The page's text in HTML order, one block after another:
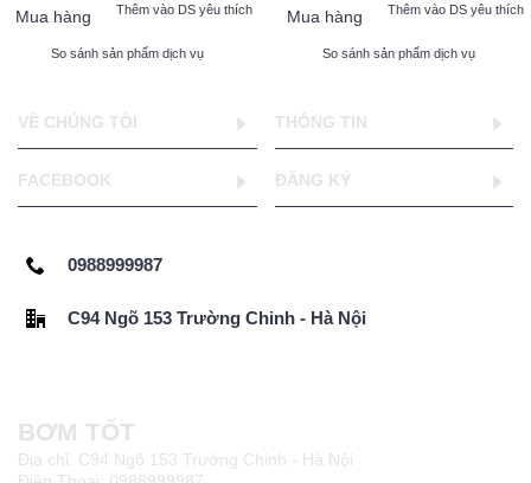
Mua hàng
Thêm vào DS yêu thích
So sánh sản phẩm dịch vụ
Mua hàng
Thêm vào DS yêu thích
So sánh sản phẩm dịch vụ
VỀ CHÚNG TÔI THÔNG TIN
FACEBOOK ĐĂNG KÝ
0988999987
C94 Ngõ 153 Trường Chinh - Hà Nội
BƠM TỐT
Địa chỉ: C94 Ngõ 153 Trường Chinh - Hà Nội